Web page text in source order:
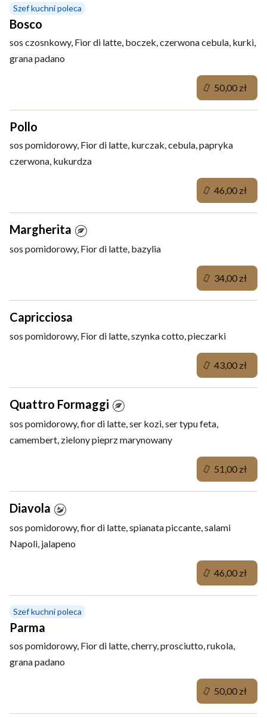
Szef kuchni poleca
Bosco
sos czosnkowy, Fior di latte, boczek, czerwona cebula, kurki,
grana padano
Pollo
sos pomidorowy, Fior di latte, kurczak, cebula, papryka
czerwona, kukurdza
Margherita
sos pomidorowy, Fior di latte, bazylia
Capricciosa
sos pomidorowy, Fior di latte, szynka cotto, pieczarki
Quattro Formaggi
sos pomidorowy, fior di latte, ser kozi, ser typu feta,
camembert, zielony pieprz marynowany
Diavola
sos pomidorowy, fior di latte, spianata piccante, salami
Napoli, jalapeno
Szef kuchni poleca
Parma
sos pomidorowy, Fior di latte, cherry, prosciutto, rukola,
grana padano